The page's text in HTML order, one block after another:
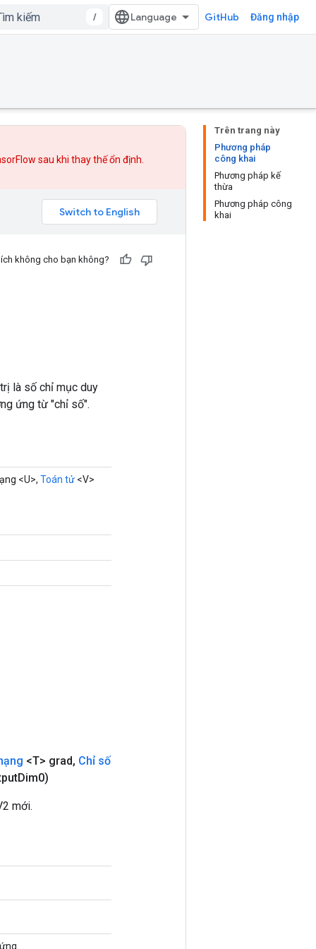
/ GitHub Đăng nhập
Trên trang này
Phương pháp
công khai
Phương pháp kế
thừa
Phương pháp công
khai
sau khi thay thếổn định.
không cho bạn không?
là số chỉ mục duy
ứng từ "chỉ số".
<U>, Toán tử <V>
<T> grad, Chỉ số
Dim0)
mới.